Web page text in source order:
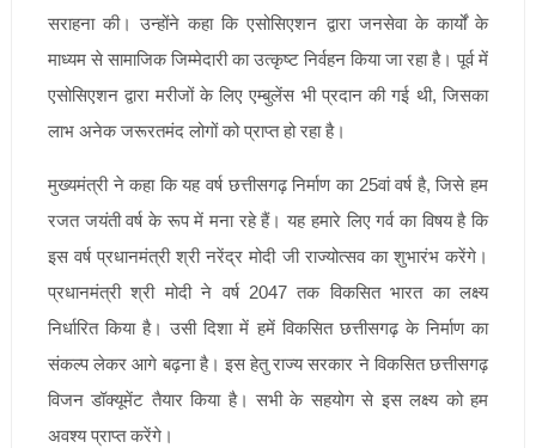
सराहना की। उन्होंने कहा कि एसोसिएशन द्वारा जनसेवा के कार्यों के
माध्यम से सामाजिक जिम्मेदारी का उत्कृष्ट निर्वहन किया जा रहा है। पूर्व में
एसोसिएशन द्वारा मरीजों के लिए एम्बुलेंस भी प्रदान की गई थी, जिसका
लाभ अनेक जरूरतमंद लोगों को प्राप्त हो रहा है।
मुख्यमंत्री ने कहा कि यह वर्ष छत्तीसगढ़ निर्माण का 25वां वर्ष है, जिसे हम
रजत जयंती वर्ष के रूप में मना रहे हैं। यह हमारे लिए गर्व का विषय है कि
इस वर्ष प्रधानमंत्री श्री नरेंद्र मोदी जी राज्योत्सव का शुभारंभ करेंगे।
प्रधानमंत्री श्री मोदी ने वर्ष 2047 तक विकसित भारत का लक्ष्य
निर्धारित किया है। उसी दिशा में हमें विकसित छत्तीसगढ़ के निर्माण का
संकल्प लेकर आगे बढ़ना है। इस हेतु राज्य सरकार ने विकसित छत्तीसगढ़
विजन डॉक्यूमेंट तैयार किया है। सभी के सहयोग से इस लक्ष्य को हम
अवश्य प्राप्त करेंगे।